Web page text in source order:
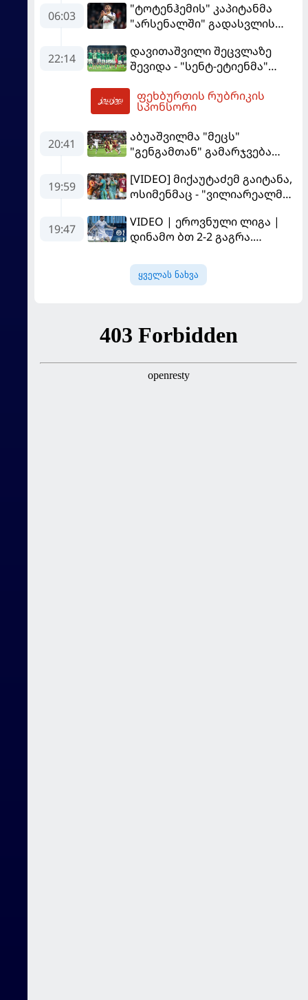
"რეალის" ახალწვეული
გააკრიტიკა
06:03
"ტოტენჰემის" კაპიტანმა
"არსენალში" გადასვლის
22:14
დავითაშვილი შეცვლაზე
შევიდა - "სენტ-ეტიენმა"
ფეხბურთის რუბრიკის
სპონსორი
20:41
აბუაშვილმა "მეცს"
"გენგამთან" გამარჯვება
19:59
[VIDEO] მიქაუტაძემ გაიტანა,
ოსიმენმაც - "ვილიარეალმა"
"გალათასარაის" მოუგო
19:47
VIDEO | ეროვნული ლიგა |
დინამო ბთ 2-2 გაგრა.
ყველას ნახვა